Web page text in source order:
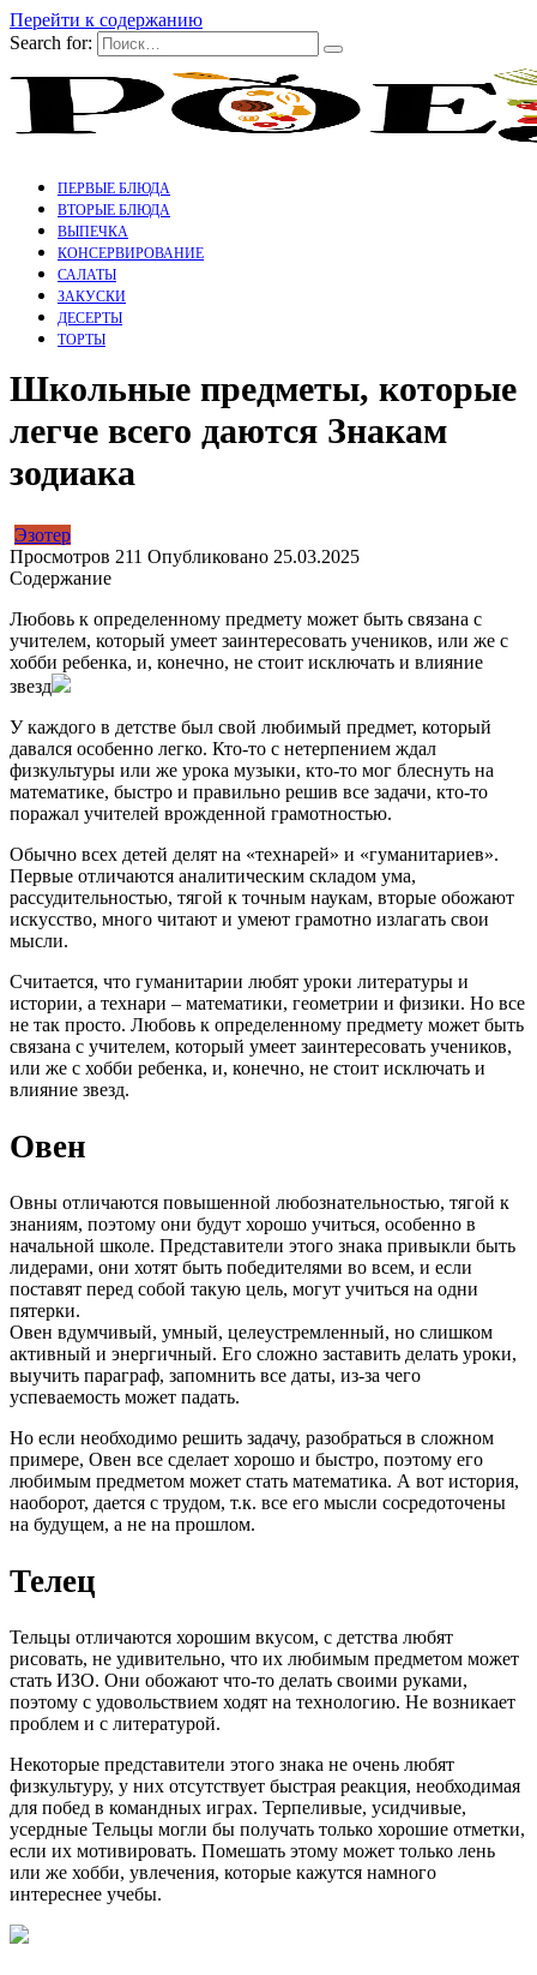
Перейти к содержанию
Search for:
ПЕРВЫЕ БЛЮДА
ВТОРЫЕ БЛЮДА
ВЫПЕЧКА
КОНСЕРВИРОВАНИЕ
САЛАТЫ
ЗАКУСКИ
ДЕСЕРТЫ
ТОРТЫ
Школьные предметы, которые
легче всего даются Знакам
зодиака
Эзотер
Просмотров 211 Опубликовано 25.03.2025
Содержание
Любовь к определенному предмету может быть связана с
учителем, который умеет заинтересовать учеников, или же с
хобби ребенка, и, конечно, не стоит исключать и влияние
звезд
У каждого в детстве был свой любимый предмет, который
давался особенно легко. Кто-то с нетерпением ждал
физкультуры или же урока музыки, кто-то мог блеснуть на
математике, быстро и правильно решив все задачи, кто-то
поражал учителей врожденной грамотностью.
Обычно всех детей делят на «технарей» и «гуманитариев».
Первые отличаются аналитическим складом ума,
рассудительностью, тягой к точным наукам, вторые обожают
искусство, много читают и умеют грамотно излагать свои
мысли.
Считается, что гуманитарии любят уроки литературы и
истории, а технари – математики, геометрии и физики. Но все
не так просто. Любовь к определенному предмету может быть
связана с учителем, который умеет заинтересовать учеников,
или же с хобби ребенка, и, конечно, не стоит исключать и
влияние звезд.
Овен
Овны отличаются повышенной любознательностью, тягой к
знаниям, поэтому они будут хорошо учиться, особенно в
начальной школе. Представители этого знака привыкли быть
лидерами, они хотят быть победителями во всем, и если
поставят перед собой такую цель, могут учиться на одни
пятерки.
Овен вдумчивый, умный, целеустремленный, но слишком
активный и энергичный. Его сложно заставить делать уроки,
выучить параграф, запомнить все даты, из-за чего
успеваемость может падать.
Но если необходимо решить задачу, разобраться в сложном
примере, Овен все сделает хорошо и быстро, поэтому его
любимым предметом может стать математика. А вот история,
наоборот, дается с трудом, т.к. все его мысли сосредоточены
на будущем, а не на прошлом.
Телец
Тельцы отличаются хорошим вкусом, с детства любят
рисовать, не удивительно, что их любимым предметом может
стать ИЗО. Они обожают что-то делать своими руками,
поэтому с удовольствием ходят на технологию. Не возникает
проблем и с литературой.
Некоторые представители этого знака не очень любят
физкультуру, у них отсутствует быстрая реакция, необходимая
для побед в командных играх. Терпеливые, усидчивые,
усердные Тельцы могли бы получать только хорошие отметки,
если их мотивировать. Помешать этому может только лень
или же хобби, увлечения, которые кажутся намного
интереснее учебы.